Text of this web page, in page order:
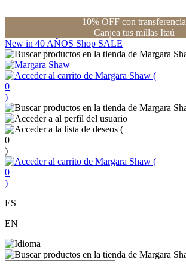
10% OFF con transferencia
Canjea tus millas Itaú
New in 40 AÑOS Shop SALE
(
0
)
(
0
)
(
0
)
ES
EN